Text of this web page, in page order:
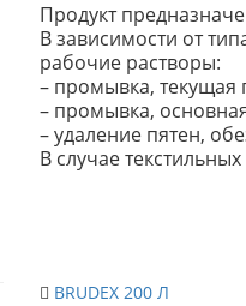
Продукт
В зависимости от
рабочие растворы:
– промывка,
– промывка,
– удаление пятен,
В случае
BRUDEX 200 Л